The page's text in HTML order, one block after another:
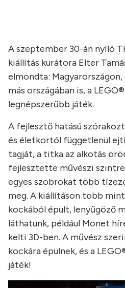
A szeptember 30-án nyíló
kiállítás kurátora Elter
elmondta: Magyarországon,
más országában is, a
legnépszerűbb játék.
A fejlesztő hatású
és életkortól függetlenül
tagját, a titka az alkotás
fejlesztette művészi szintre
egyes szobrokat több
meg. A kiállításon több
kockából épült, lenyűgöző
láthatunk, például Monet
kelti 3D-ben. A művész
kockára épülnek, és a
játék!